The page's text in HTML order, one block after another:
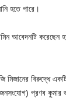
হতে পারে।
আবেদনটি করেছেন
বিরুদ্ধে একটি
প্রণব কুমার